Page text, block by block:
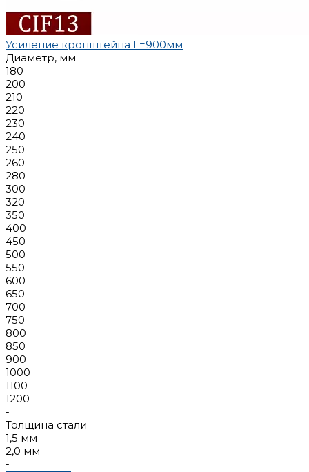
Усиление кронштейна L=900мм
Диаметр, мм
180
200
210
220
230
240
250
260
280
300
320
350
400
450
500
550
600
650
700
750
800
850
900
1000
1100
1200
-
Толщина стали
1,5 мм
2,0 мм
-